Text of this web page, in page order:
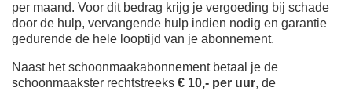
per maand. Voor dit bedrag krijg je vergoeding bij schade
door de hulp, vervangende hulp indien nodig en garantie
gedurende de hele looptijd van je abonnement.
Naast het schoonmaakabonnement betaal je de
schoonmaakster rechtstreeks € 10,- per uur, de